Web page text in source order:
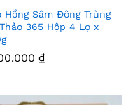
Thê
Hồng Sâm Đông Trùng
365 Hộp 4 Lọ x
₫